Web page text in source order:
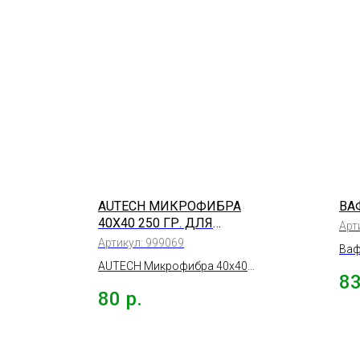
AUTECH МИКРОФИБРА
40Х40 250 ГР. ДЛЯ
НАНЕСЕНИЯ СОСТАВОВ
100% ПОЛИЭСТЕР
Артикул: 999069
AUTECH Микрофибра 40х40
составов 100% полиэстер.
80 р.
83